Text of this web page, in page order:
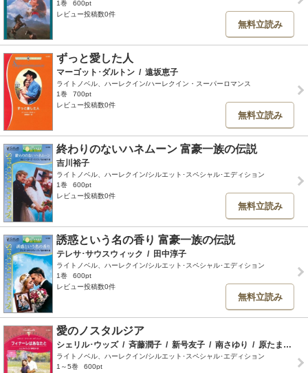
1巻
600pt
レビュー投稿数0件
無料立読み
ずっと愛した人
マーゴット･ダルトン / 遠坂恵子
ライトノベル、ハーレクイン/ハーレクイン・スーパーロマンス
1巻
700pt
レビュー投稿数0件
無料立読み
終わりのないハネムーン 富豪一族の伝説
吉川裕子
ライトノベル、ハーレクイン/シルエット･スペシャル･エディション
1巻
600pt
レビュー投稿数0件
無料立読み
誘惑という名の香り 富豪一族の伝説
テレサ･サウスウィック / 田中淳子
ライトノベル、ハーレクイン/シルエット･スペシャル･エディション
1巻
600pt
レビュー投稿数0件
無料立読み
愛のノスタルジア
シェリル･ウッズ / 斉藤潤子 / 新号友子 / 南さゆり / 原たまき
ライトノベル、ハーレクイン/シルエット･スペシャル･エディション
1～5巻
600pt